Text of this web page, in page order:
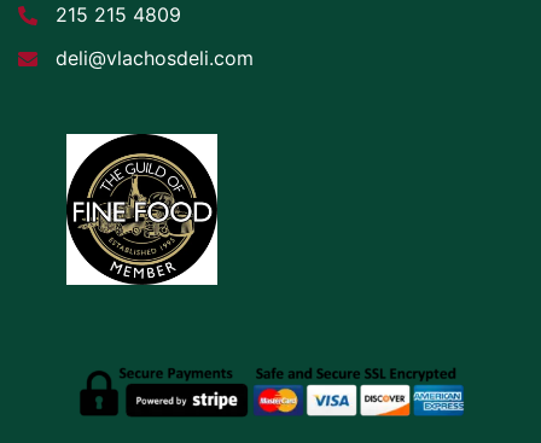
215 215 4809
deli@vlachosdeli.com